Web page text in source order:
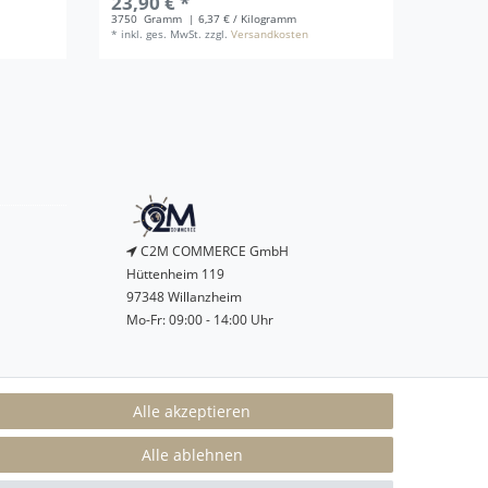
3750 Gramm
| 6,37 € / Kilogramm
* inkl. ges. MwSt. zzgl.Versandkosten
C2M COMMERCE GmbH
Hüttenheim 119
97348 Willanzheim
Mo-Fr: 09:00 - 14:00 Uhr
Persönlich:093 26 - 97 97 90
Alle akzeptieren
Alle ablehnen